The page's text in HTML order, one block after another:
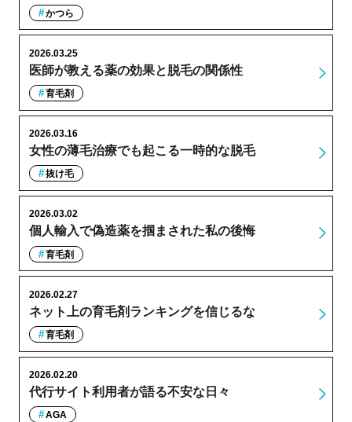
かつら
医師が教える薬の効果と脱毛の関係性
2026.03.25
育毛剤
女性の薄毛治療でも起こる一時的な脱毛
2026.03.16
抜け毛
個人輸入で偽造薬を掴まされた私の後悔
2026.03.02
育毛剤
ネット上の育毛剤ランキングを信じるな
2026.02.27
育毛剤
代行サイト利用者が語る不安な日々
2026.02.20
AGA